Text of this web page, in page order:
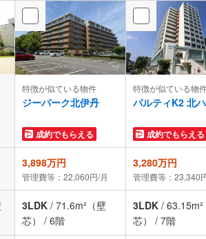
特徴が似ている物件
ジーパーク北伊丹
成約でもらえる
特徴が似ている物
パルティK2 北
成約でもらえる
3,898万円
管理費等：22,060円/月
3,280万円
管理費等：23,340
3LDK / 71.6m²（壁
芯）
/ 6階
3LDK /
芯）
/ 7階